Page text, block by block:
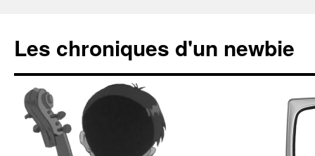
Les chroniques d'un newbie